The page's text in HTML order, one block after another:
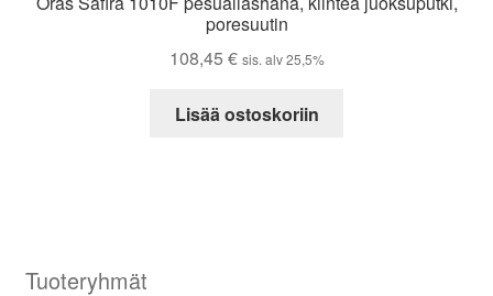
poresuutin
108,45 € sis. alv 25,5%
Lisää ostoskoriin
Tuoteryhmät